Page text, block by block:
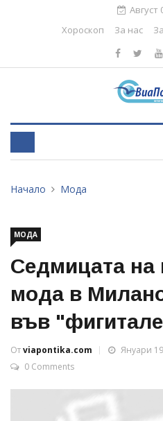
Август
Хороскоп
За нас
Начало Мода
МОДА
Седмицата на
мода в
във
Отviapontika.com
Януари
0 Comments